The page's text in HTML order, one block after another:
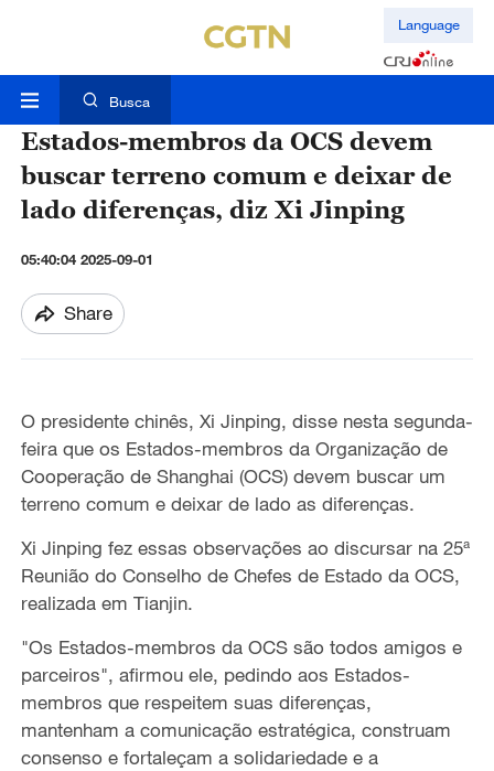
Language
Busca
Estados-membros da OCS devem
buscar terreno comum e deixar de
lado diferenças, diz Xi Jinping
05:40:04 2025-09-01
Share
O presidente chinês, Xi Jinping, disse nesta segunda-
feira que os Estados-membros da Organização de
Cooperação de Shanghai (OCS) devem buscar um
terreno comum e deixar de lado as diferenças.
Xi Jinping fez essas observações ao discursar na 25ª
Reunião do Conselho de Chefes de Estado da OCS,
realizada em Tianjin.
"Os Estados-membros da OCS são todos amigos e
parceiros", afirmou ele, pedindo aos Estados-
membros que respeitem suas diferenças,
mantenham a comunicação estratégica, construam
consenso e fortaleçam a solidariedade e a